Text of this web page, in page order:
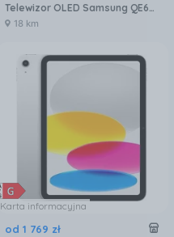
Telewizor OLED Samsung QE65S90FATXXH 65 cali 4K UHD
18 km
Karta informacyjna
od 1 769 zł